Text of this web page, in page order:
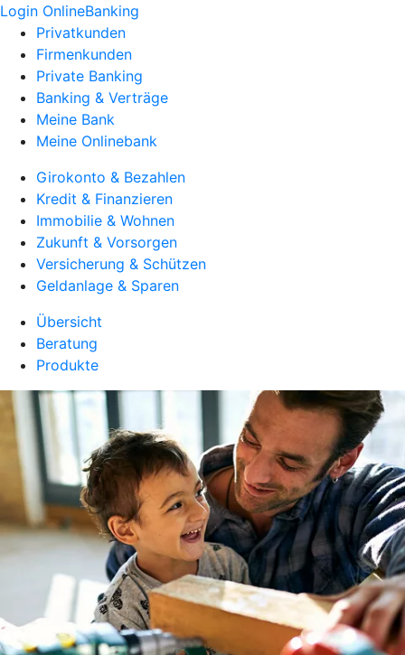
Login OnlineBanking
Privatkunden
Firmenkunden
Private Banking
Banking & Verträge
Meine Bank
Meine Onlinebank
Girokonto & Bezahlen
Kredit & Finanzieren
Immobilie & Wohnen
Zukunft & Vorsorgen
Versicherung & Schützen
Geldanlage & Sparen
Übersicht
Beratung
Produkte